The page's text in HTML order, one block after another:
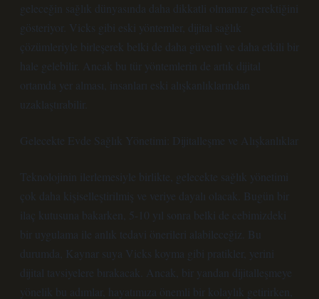
geleceğin sağlık dünyasında daha dikkatli olmamız gerektiğini
gösteriyor. Vicks gibi eski yöntemler, dijital sağlık
çözümleriyle birleşerek belki de daha güvenli ve daha etkili bir
hale gelebilir. Ancak bu tür yöntemlerin de artık dijital
ortamda yer alması, insanları eski alışkanlıklarından
uzaklaştırabilir.
Gelecekte Evde Sağlık Yönetimi: Dijitalleşme ve Alışkanlıklar
Teknolojinin ilerlemesiyle birlikte, gelecekte sağlık yönetimi
çok daha kişiselleştirilmiş ve veriye dayalı olacak. Bugün bir
ilaç kutusuna bakarken, 5-10 yıl sonra belki de cebimizdeki
bir uygulama ile anlık tedavi önerileri alabileceğiz. Bu
durumda, Kaynar suya Vicks koyma gibi pratikler, yerini
dijital tavsiyelere bırakacak. Ancak, bir yandan dijitalleşmeye
yönelik bu adımlar, hayatımıza önemli bir kolaylık getirirken,